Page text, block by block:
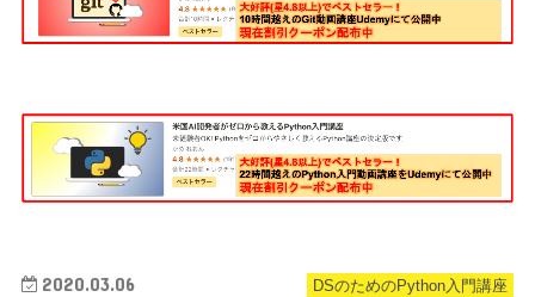
DSのためのPython入門講座
2020.03.06